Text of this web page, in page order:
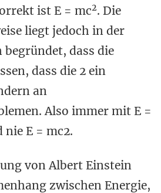
ist E = mc2. Die
liegt jedoch in der
dass die
dass die 2 ein
an
Also immer mit E =
E = mc2.
von Albert Einstein
zwischen Energie,